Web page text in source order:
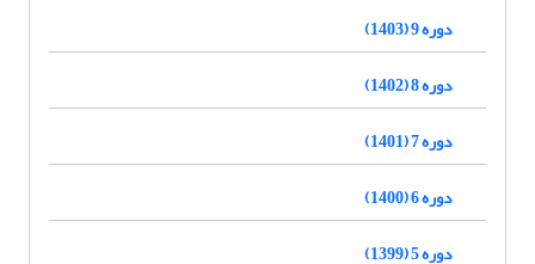
دوره 9 (1403)
دوره 8 (1402)
دوره 7 (1401)
دوره 6 (1400)
دوره 5 (1399)